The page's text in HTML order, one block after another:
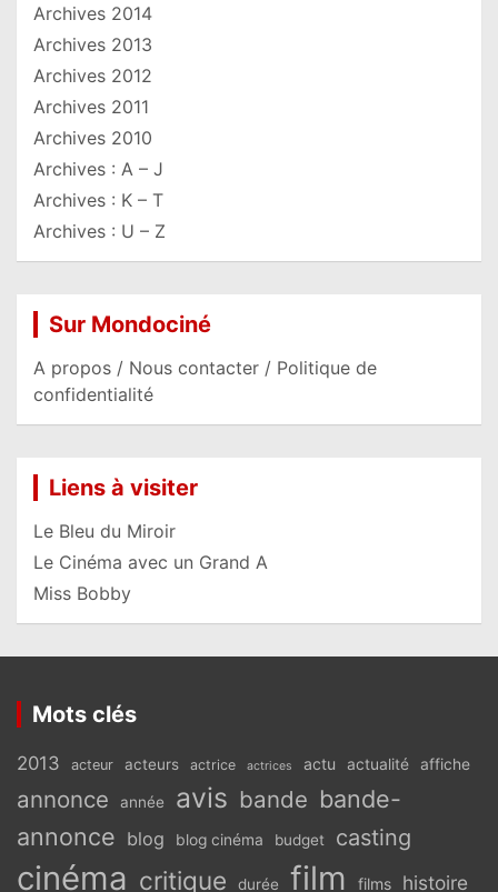
Archives 2014
Archives 2013
Archives 2012
Archives 2011
Archives 2010
Archives : A – J
Archives : K – T
Archives : U – Z
Sur Mondociné
A propos / Nous contacter / Politique de
confidentialité
Liens à visiter
Le Bleu du Miroir
Le Cinéma avec un Grand A
Miss Bobby
Mots clés
2013 acteur acteurs actrice actrices actu actualité affiche
annonce année avis bande bande-
annonce blog blog cinéma budget casting
cinéma critique durée film films histoire